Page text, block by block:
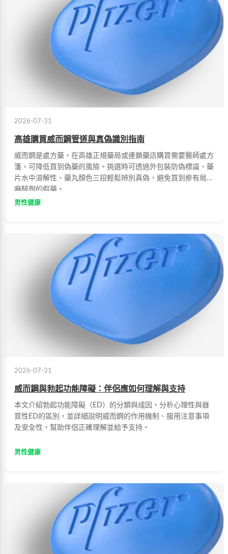
2026-07-31
高雄購買威而鋼管道與真偽識別指南
威而鋼是處方藥，在高雄正規藥局或連鎖藥店購買需要醫師處方
箋，可降低買到偽藥的風險。挑選時可透過外包裝防偽標識、藥
片水中溶解性、藥丸顏色三招輕鬆辨別真偽，避免買到摻有局部
麻醉劑的假藥。
男性健康
2026-07-31
威而鋼與勃起功能障礙：伴侶應如何理解與支持
本文介紹勃起功能障礙（ED）的分類與成因，分析心理性與器
質性ED的區別，並詳細說明威而鋼的作用機制、服用注意事項
及安全性，幫助伴侶正確理解並給予支持。
男性健康